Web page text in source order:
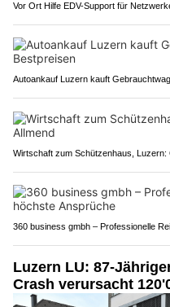
Vor Ort Hilfe EDV-Support für
Autoankauf Luzern kauft
Wirtschaft zum Schützenhaus, Luzern:
360 business gmbh – Professionelle
Luzern LU: 87-
Crash verursacht